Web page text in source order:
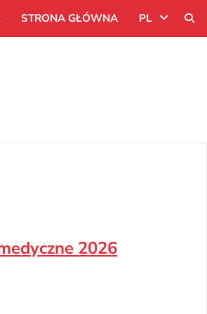
STRONA GŁÓWNA PL
2026